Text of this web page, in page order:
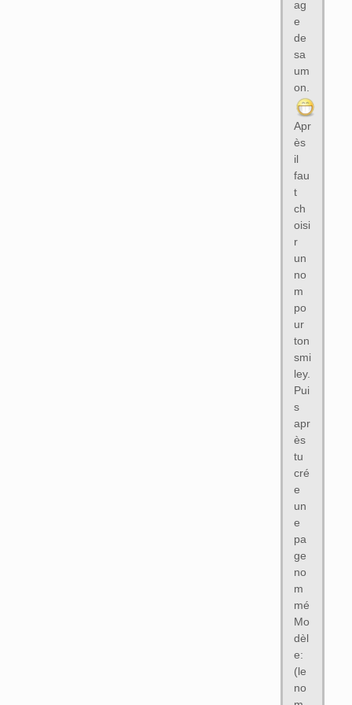
ag
e
de
sa
um
on.
Apr
ès
il
fau
t
ch
oisi
r
un
no
m
po
ur
ton
smi
ley.
Pui
s
apr
ès
tu
cré
e
un
e
pa
ge
no
m
mé
Mo
dèl
e:
(le
no